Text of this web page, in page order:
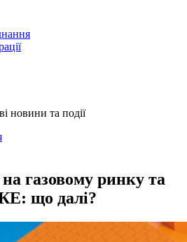
новини та події
газовому ринку та
що далі?